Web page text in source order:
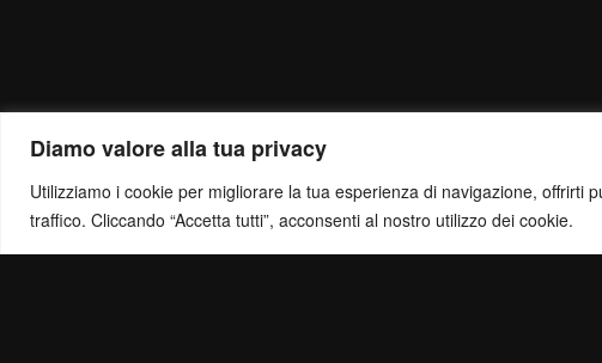
Diamo valore alla tua privacy
Utilizziamo i cookie per migliorare la tua esperienza di navigazione, offrirti
traffico. Cliccando “Accetta tutti”, acconsenti al nostro utilizzo dei cookie.